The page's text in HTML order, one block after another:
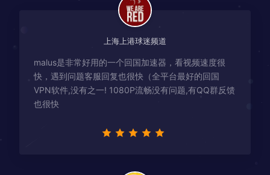
上海上港球迷频道
malus是非常好用的一个回国加速器，看视频速度很
快，遇到问题客服回复也很快（全平台最好的回国
VPN软件,没有之一! 1080P流畅没有问题,有QQ群反馈
也很快